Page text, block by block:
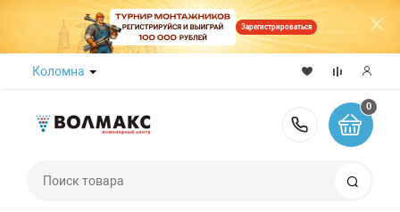
Зарегистрироваться
Коломна
8 (800)
0